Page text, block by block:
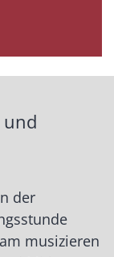
der
musizieren